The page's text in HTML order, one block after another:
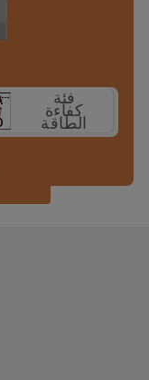
فئة
كفاءة
الطاقة